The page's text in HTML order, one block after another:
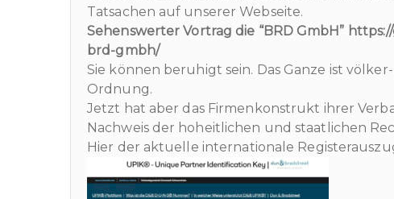
Tatsachen auf unserer Webseite.
Sehenswerter Vortrag die “BRD GmbH”
brd-gmbh/
Sie können beruhigt sein. Das Ganze ist
Ordnung.
Jetzt hat aber das Firmenkonstrukt ihrer
Nachweis der hoheitlichen und staatlichen
Hier der aktuelle internationale